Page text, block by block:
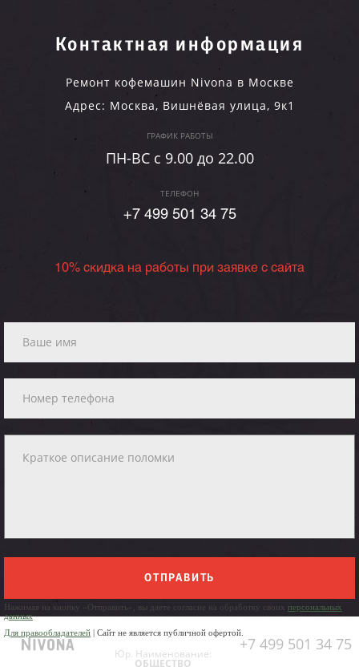
Контактная информация
Ремонт кофемашин Nivona в Москве
Адрес: Москва, Вишнёвая улица, 9к1
ГРАФИК РАБОТЫ
ПН-ВC c 9.00 до 22.00
ТЕЛЕФОН
+7 499 501 34 75
10% скидка на работы при заявке с сайта
ОТПРАВИТЬ
Нажимая на кнопку «Отправить», вы даете согласие на обработку своих персональных
данных
Для правообладателей | Сайт не является публичной офертой.
+7 499 501 34 75
Юр. Наименование:
ОБЩЕСТВО